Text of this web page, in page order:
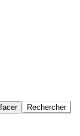
Rechercher